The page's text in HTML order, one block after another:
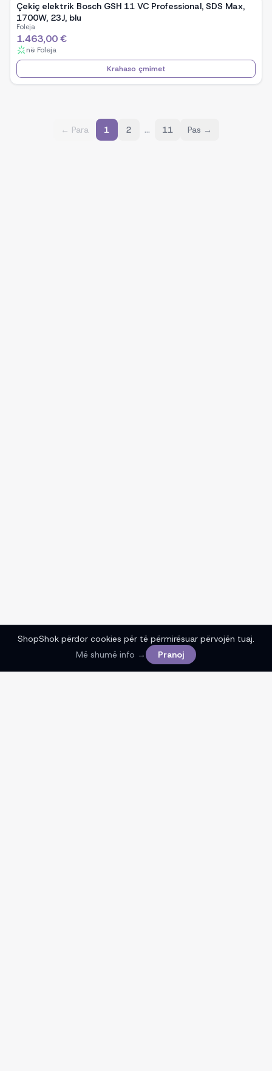
Çekiç elektrik Bosch GSH 11 VC Professional, SDS Max,
1700W, 23J, blu
Foleja
1.463,00 €
në Foleja
Krahaso çmimet
← Para 1 2 … 11 Pas →
Filtrat
ShopShok përdor cookies për të përmirësuar përvojën tuaj.
Më shumë info →
Pranoj